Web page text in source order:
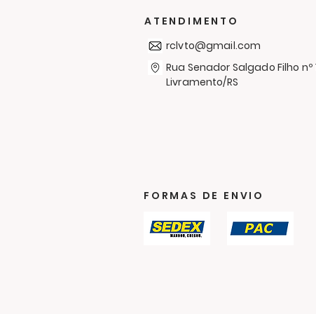
uma Campanha de
Agasalhos
ATENDIMENTO
rclvto@gmail.com
Rua Senador Salgado Filho nº
Livramento/RS
FORMAS DE ENVIO